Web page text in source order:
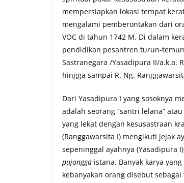
mempersiapkan lokasi tempat
mengalami pemberontakan dari
VOC di tahun 1742 M. Di dalam
pendidikan pesantren turun-
Sastranegara /Yasadipura II/a.k.a.
hingga sampai R. Ng.
Dari Yasadipura I yang sosoknya
adalah seorang “santri lelana”
yang lekat dengan kesusastraan
(Ranggawarsita I) mengikuti jejak
sepeninggal ayahnya (Yasadipura
pujongga istana. Banyak karya
kebanyakan orang disebut sebagai